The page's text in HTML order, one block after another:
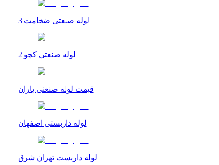
لوله صنعتی ضخامت 3
لوله صنعتی کچو 2
قیمت لوله صنعتی یاران
لوله داربستی اصفهان
لوله داربست تهران شرق